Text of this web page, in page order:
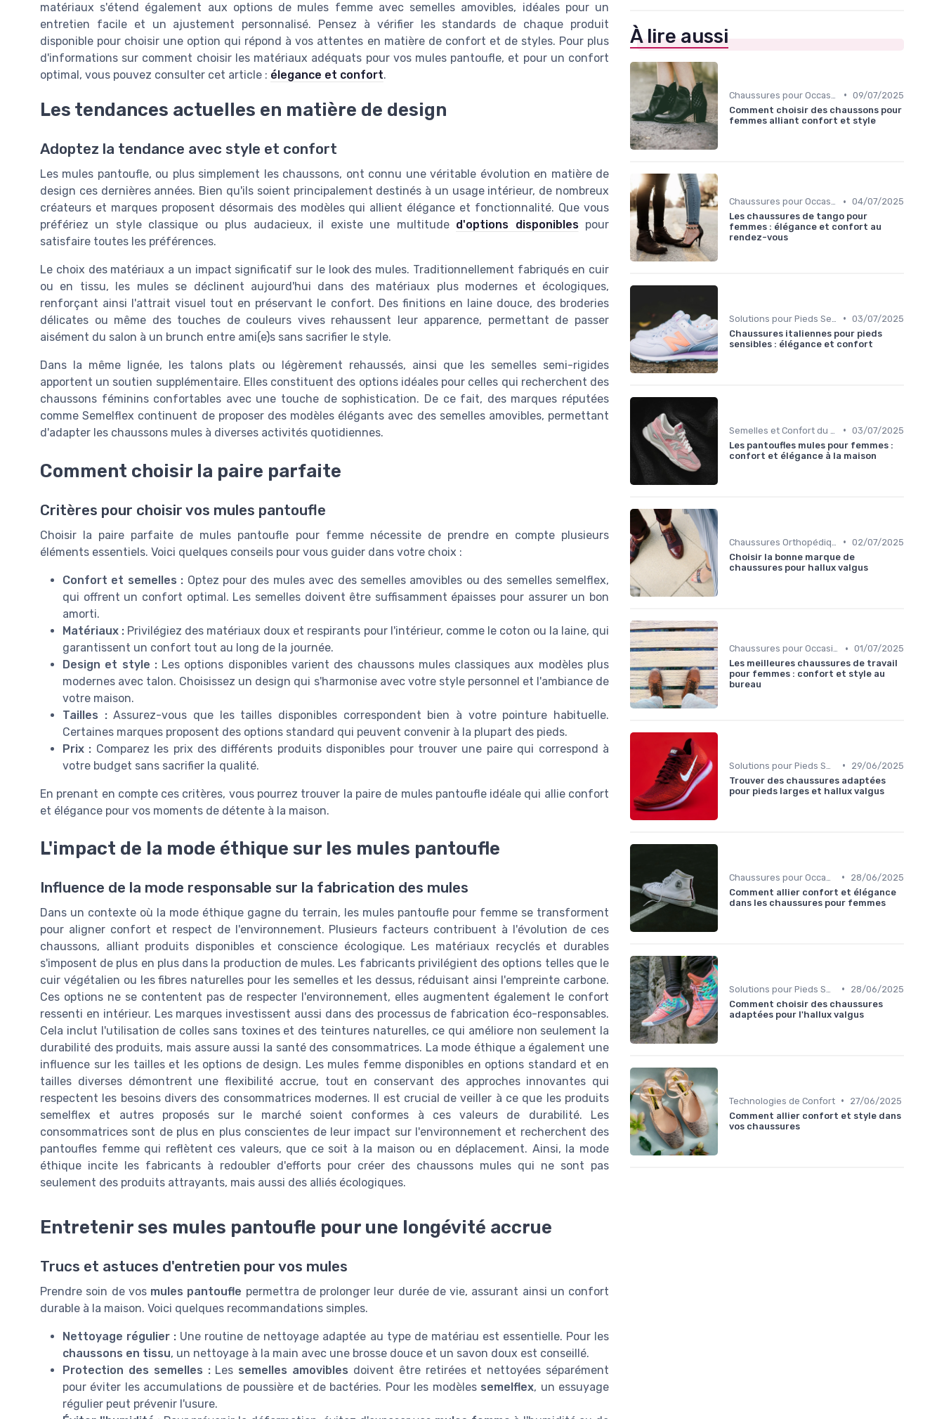
matériaux s'étend également aux options de mules femme avec semelles amovibles, idéales pour un
entretien facile et un ajustement personnalisé. Pensez à vérifier les standards de chaque produit
disponible pour choisir une option qui répond à vos attentes en matière de confort et de styles. Pour plus
d'informations sur comment choisir les matériaux adéquats pour vos mules pantoufle, et pour un confort
optimal, vous pouvez consulter cet article : élegance et confort.
Les tendances actuelles en matière de design
Adoptez la tendance avec style et confort
Les mules pantoufle, ou plus simplement les chaussons, ont connu une véritable évolution en matière de
design ces dernières années. Bien qu'ils soient principalement destinés à un usage intérieur, de nombreux
créateurs et marques proposent désormais des modèles qui allient élégance et fonctionnalité. Que vous
préfériez un style classique ou plus audacieux, il existe une multitude d'options disponiblespour
satisfaire toutes les préférences.
Le choix des matériaux a un impact significatif sur le look des mules. Traditionnellement fabriqués en cuir
ou en tissu, les mules se déclinent aujourd'hui dans des matériaux plus modernes et écologiques,
renforçant ainsi l'attrait visuel tout en préservant le confort. Des finitions en laine douce, des broderies
délicates ou même des touches de couleurs vives rehaussent leur apparence, permettant de passer
aisément du salon à un brunch entre ami(e)s sans sacrifier le style.
Dans la même lignée, les talons plats ou légèrement rehaussés, ainsi que les semelles semi-rigides
apportent un soutien supplémentaire. Elles constituent des options idéales pour celles qui recherchent des
chaussons féminins confortables avec une touche de sophistication. De ce fait, des marques réputées
comme Semelflex continuent de proposer des modèles élégants avec des semelles amovibles, permettant
d'adapter les chaussons mules à diverses activités quotidiennes.
Comment choisir la paire parfaite
Critères pour choisir vos mules pantoufle
Choisir la paire parfaite de mules pantoufle pour femme nécessite de prendre en compte plusieurs
éléments essentiels. Voici quelques conseils pour vous guider dans votre choix :
Confort et semelles : Optez pour des mules avec des semelles amovibles ou des semelles semelflex,
qui offrent un confort optimal. Les semelles doivent être suffisamment épaisses pour assurer un bon
amorti.
Matériaux : Privilégiez des matériaux doux et respirants pour l'intérieur, comme le coton ou la laine, qui
garantissent un confort tout au long de la journée.
Design et style :Les options disponibles varient des chaussons mules classiques aux modèles plus
modernes avec talon. Choisissez un design qui s'harmonise avec votre style personnel et l'ambiance de
votre maison.
Tailles :Assurez-vous que les tailles disponibles correspondent bien à votre pointure habituelle.
Certaines marques proposent des options standard qui peuvent convenir à la plupart des pieds.
Prix : Comparez les prix des différents produits disponibles pour trouver une paire qui correspond à
votre budget sans sacrifier la qualité.
En prenant en compte ces critères, vous pourrez trouver la paire de mules pantoufle idéale qui allie confort
et élégance pour vos moments de détente à la maison.
L'impact de la mode éthique sur les mules pantoufle
Influence de la mode responsable sur la fabrication des mules
Dans un contexte où la mode éthique gagne du terrain, les mules pantoufle pour femme se transforment
pour aligner confort et respect de l'environnement. Plusieurs facteurs contribuent à l'évolution de ces
chaussons, alliant produits disponibles et conscience écologique. Les matériaux recyclés et durables
s'imposent de plus en plus dans la production de mules. Les fabricants privilégient des options telles que le
cuir végétalien ou les fibres naturelles pour les semelles et les dessus, réduisant ainsi l'empreinte carbone.
Ces options ne se contentent pas de respecter l'environnement, elles augmentent également le confort
ressenti en intérieur. Les marques investissent aussi dans des processus de fabrication éco-responsables.
Cela inclut l'utilisation de colles sans toxines et des teintures naturelles, ce qui améliore non seulement la
durabilité des produits, mais assure aussi la santé des consommatrices. La mode éthique a également une
influence sur les tailles et les options de design. Les mules femme disponibles en options standard et en
tailles diverses démontrent une flexibilité accrue, tout en conservant des approches innovantes qui
respectent les besoins divers des consommatrices modernes. Il est crucial de veiller à ce que les produits
semelflex et autres proposés sur le marché soient conformes à ces valeurs de durabilité. Les
consommatrices sont de plus en plus conscientes de leur impact sur l'environnement et recherchent des
pantoufles femme qui reflètent ces valeurs, que ce soit à la maison ou en déplacement. Ainsi, la mode
éthique incite les fabricants à redoubler d'efforts pour créer des chaussons mules qui ne sont pas
seulement des produits attrayants, mais aussi des alliés écologiques.
Entretenir ses mules pantoufle pour une longévité accrue
Trucs et astuces d'entretien pour vos mules
Prendre soin de vos mules pantoufle permettra de prolonger leur durée de vie, assurant ainsi un confort
durable à la maison. Voici quelques recommandations simples.
Nettoyage régulier : Une routine de nettoyage adaptée au type de matériau est essentielle. Pour les
chaussons en tissu, un nettoyage à la main avec une brosse douce et un savon doux est conseillé.
Protection des semelles :Les semelles amovibles doivent être retirées et nettoyées séparément
pour éviter les accumulations de poussière et de bactéries. Pour les modèles semelflex, un essuyage
régulier peut prévenir l'usure.
À lire aussi
• 09/07/2025
Comment choisir des chaussons pour
femmes alliant confort et style
Chaussures pour Occasions Spéciales • 04/07/2025
Les chaussures de tango pour
femmes : élégance et confort au
rendez-vous
• 03/07/2025
Chaussures italiennes pour pieds
sensibles : élégance et confort
• 03/07/2025
Les pantoufles mules pour femmes :
confort et élégance à la maison
• 02/07/2025
Choisir la bonne marque de
chaussures pour hallux valgus
Chaussures pour Occasions Spéciales • 01/07/2025
Les meilleures chaussures de travail
pour femmes : confort et style au
bureau
•
29/06/2025
Trouver des chaussures adaptées
pour pieds larges et hallux valgus
•
28/06/2025
Comment allier confort et élégance
dans les chaussures pour femmes
•
28/06/2025
Comment choisir des chaussures
adaptées pour l'hallux valgus
Technologies de Confort •
27/06/2025
Comment allier confort et style dans
vos chaussures